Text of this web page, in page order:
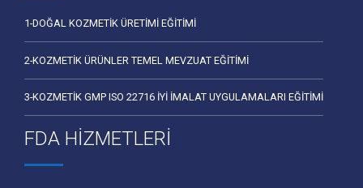
1-DOĞAL KOZMETİK ÜRETİMİ EĞİTİMİ
2-KOZMETİK ÜRÜNLER TEMEL MEVZUAT EĞİTİMİ
3-KOZMETİK GMP ISO 22716 İYİ İMALAT UYGULAMALARI EĞİTİMİ
FDA HİZMETLERİ